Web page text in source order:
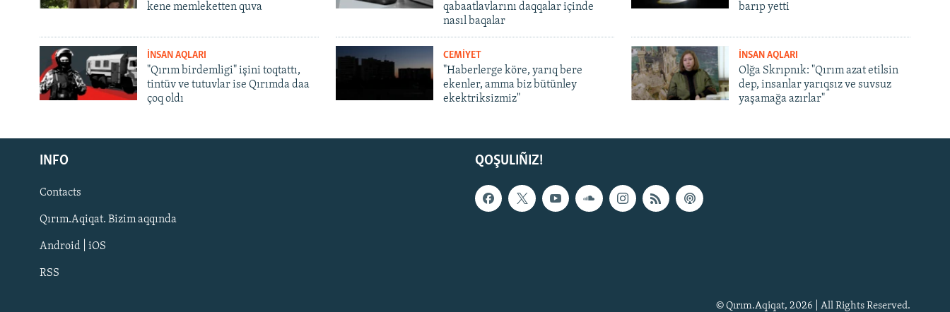
Русский
Українською
QOŞULIÑIZ!
kene memleketten quva
qabaatlavlarını daqqalar içinde
nasıl baqalar
barıp yetti
İNSAN AQLARI
"Qırım birdemligi" işini toqtattı,
tintüv ve tutuvlar ise Qırımda daa
çoq oldı
CEMİYET
"Haberlerge köre, yarıq bere
ekenler, amma biz bütünley
ekektriksizmiz"
İNSAN AQLARI
Olğa Skrıpnık: "Qırım azat etilsin
dep, insanlar yarıqsız ve suvsuz
yaşamağa azırlar"
QOŞULIÑIZ!
INFO
Contacts
Qırım.Aqiqat. Bizim aqqında
Android | iOS
RSS
© Qırım.Aqiqat, 2026 | All Rights Reserved.